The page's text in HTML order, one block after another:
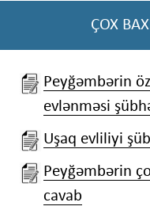
ÇOX
Peyğəmbərin
evlənməsi
Uşaq evliliyi
Peyğəmbərin
cavab